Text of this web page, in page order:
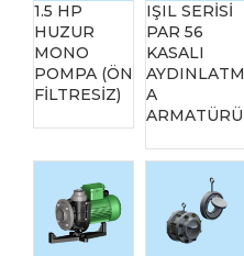
1.5 HP
HUZUR
MONO
POMPA (ÖN
FİLTRESİZ)
IŞIL SERİSİ
PAR 56
KASALI
AYDINLATM
A
ARMATÜRÜ